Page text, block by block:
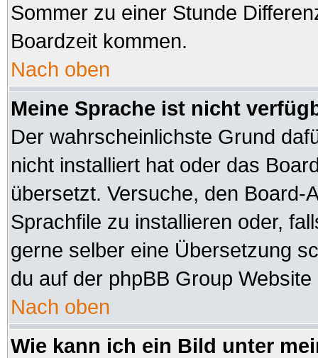
Sommer zu einer Stunde
Boardzeit kommen.
Nach oben
Meine Sprache ist nicht
Der wahrscheinlichste Grund
nicht installiert hat oder das
übersetzt. Versuche, den
Sprachfile zu installieren oder,
gerne selber eine Übersetzung
du auf der phpBB Group
Nach oben
Wie kann ich ein Bild unter